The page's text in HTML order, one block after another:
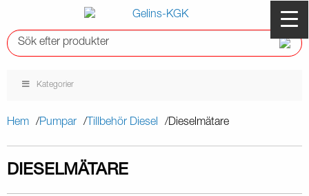
Kategorier
Hem Pumpar Tillbehör Diesel Dieselmätare
DIESELMÄTARE